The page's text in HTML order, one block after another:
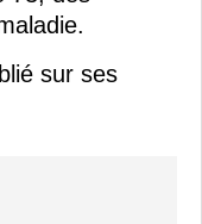
sur ses